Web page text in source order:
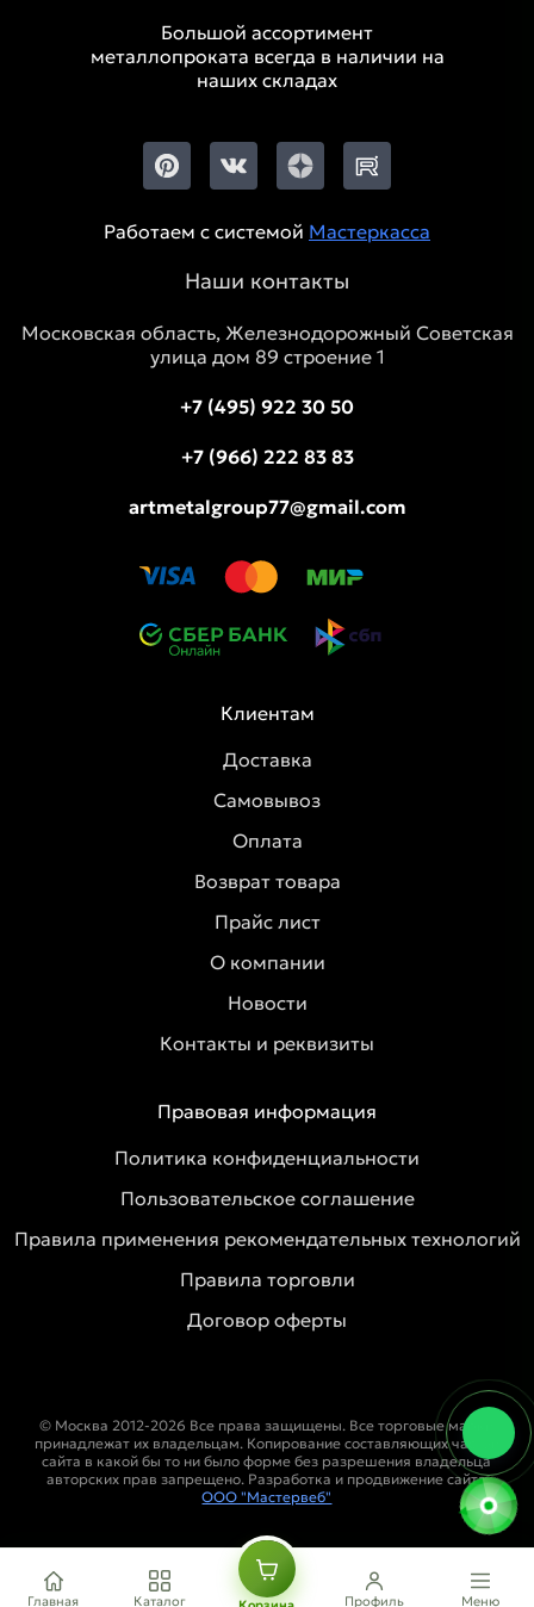
Главная Каталог Профиль Меню
Большой ассортимент
металлопроката всегда в наличии на
наших складах
Работаем с системой Мастеркасса
Наши контакты
Московская область, Железнодорожный Советская
улица дом 89 строение 1
+7 (495) 922 30 50
+7 (966) 222 83 83
artmetalgroup77@gmail.com
Клиентам
Доставка
Самовывоз
Оплата
Возврат товара
Прайс лист
О компании
Новости
Контакты и реквизиты
Правовая информация
Политика конфиденциальности
Пользовательское соглашение
Правила применения рекомендательных технологий
Правила торговли
Договор оферты
© Москва 2012-2026 Все права защищены. Все торговые марки
принадлежат их владельцам. Копирование составляющих частей
сайта в какой бы то ни было форме без разрешения владельца
авторских прав запрещено. Разработка и продвижение сайта
ООО "Мастервеб"